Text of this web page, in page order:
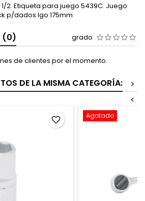
2. Etiqueta para juego 5439C. Juego
p/dados lgo 175mm
(0) grado
de clientes por el momento.
DE LA MISMA CATEGORÍA:
>
<
favorite_border Agotado